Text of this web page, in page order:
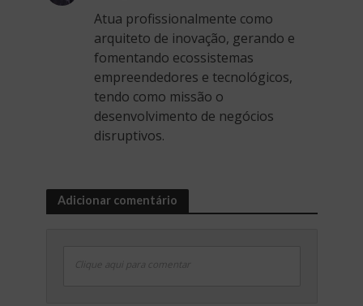
Atua profissionalmente como
arquiteto de inovação, gerando e
fomentando ecossistemas
empreendedores e tecnológicos,
tendo como missão o
desenvolvimento de negócios
disruptivos.
Adicionar comentário
Clique aqui para comentar